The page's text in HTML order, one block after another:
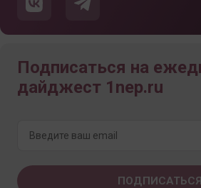
Подписаться на
дайджест 1nep.ru